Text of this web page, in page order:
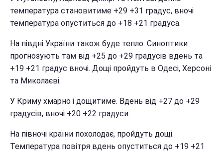
температура становитиме +29 +31 градус, вночі
температура опуститься до +18 +21 градуса.
На півдні України також буде тепло. Синоптики
прогнозують там від +25 до +29 градусів вдень та
+19 +21 градус вночі. Дощі пройдуть в Одесі, Херсоні
та Миколаєві.
У Криму хмарно і дощитиме. Вдень від +27 до +29
градусів, вночі +20 +22 градуси.
На півночі країни похолодає, пройдуть дощі.
Температура повітря вдень опуститься до +19 +21